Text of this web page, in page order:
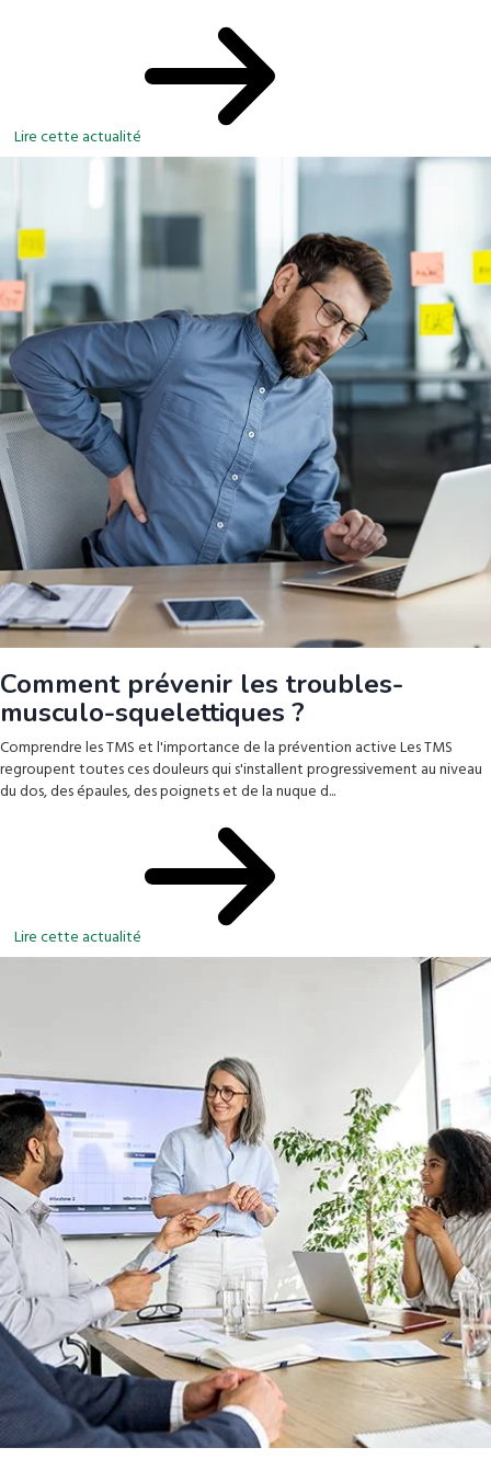
Lire cette actualité
Comment prévenir les troubles-
musculo-squelettiques ?
Comprendre les TMS et l'importance de la prévention active Les TMS
regroupent toutes ces douleurs qui s'installent progressivement au niveau
du dos, des épaules, des poignets et de la nuque d...
Lire cette actualité